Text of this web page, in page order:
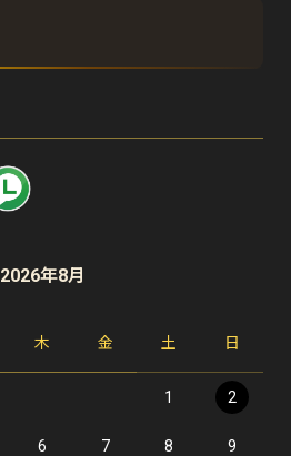
2026年8月
木 金 土 日
1 2
6 7 8 9